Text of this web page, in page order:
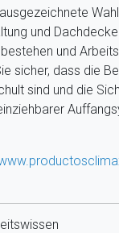
und
und
sicher, dass die
sind und die